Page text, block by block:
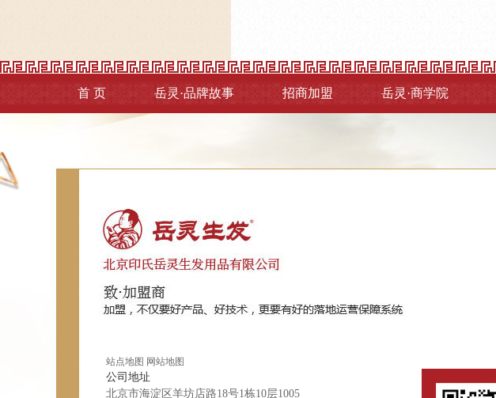
首 页 岳灵·品牌故事 招商加盟 岳灵·商学院
站点地图 网站地图
公司地址
北京市海淀区羊坊店路18号1栋10层1005